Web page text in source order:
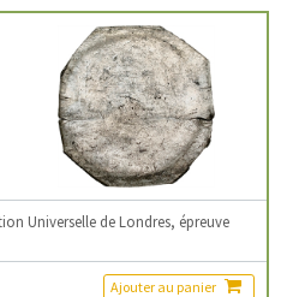
Universelle de Londres, épreuve
Ajouter au panier